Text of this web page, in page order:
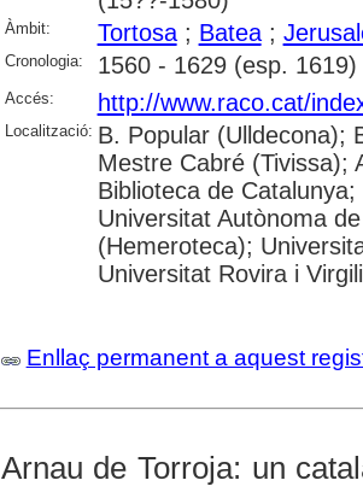
Àmbit: Tortosa; Batea;
Cronologia: 1560 - 1629 (esp. 1619)
Accés: http://www.raco.cat/
Localització: B. Popular (Ulldecona);
Mestre Cabré (Tivissa);
Biblioteca de
Universitat Autònoma
(Hemeroteca);
Universitat Rovira i
Enllaç permanent a aquest
Arnau de Torroja: un